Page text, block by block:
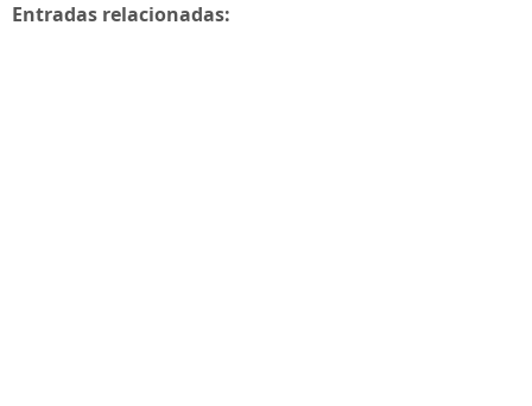
Entradas relacionadas: